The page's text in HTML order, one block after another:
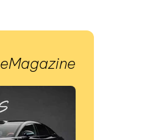
eMagazine